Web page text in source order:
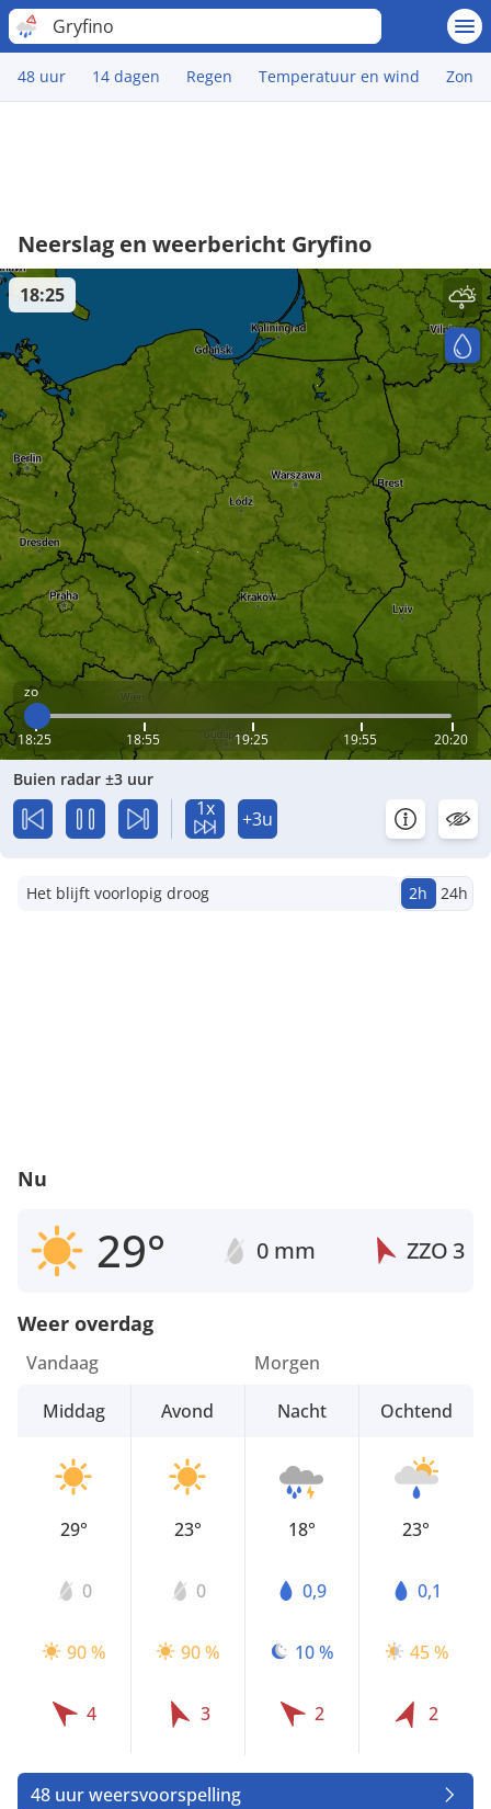
Gryfino
48 uur 14 dagen Regen Temperatuur en wind Zon
Neerslag en weerbericht Gryfino
zo
18:25 18:55 19:25 19:55 20:20
18:25
Buien radar ±3 uur
1x +3u
Het blijft voorlopig droog 2h 24h
Nu
29° 0 mm ZZO3
Weer overdag
Vandaag
Middag
29°
0
90 %
4
Avond
23°
0
90 %
3
Morgen
Nacht
18°
0,9
10 %
2
Ochtend
23°
0,1
45 %
2
48 uur weersvoorspelling